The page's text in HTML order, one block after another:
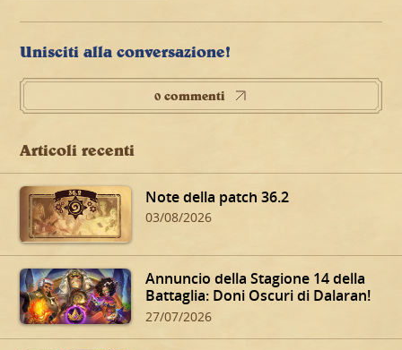
Unisciti alla conversazione!
0 commenti
Articoli recenti
Note della patch 36.2
03/08/2026
Annuncio della Stagione 14 della
Battaglia: Doni Oscuri di Dalaran!
27/07/2026